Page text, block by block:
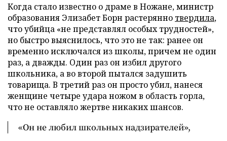
Когда стало известно о драме в Ножане, министр
образования Элизабет Борн растерянно твердила,
что убийца «не представлял особых трудностей»,
но быстро выяснилось, что это не так: ранее он
временно исключался из школы, причем не один
раз, а дважды. Один раз он избил другого
школьника, а во второй пытался задушить
товарища. В третий раз он просто убил, нанеся
женщине четыре удара ножом в область горла,
что не оставляло жертве никаких шансов.
«Он не любил школьных надзирателей»,